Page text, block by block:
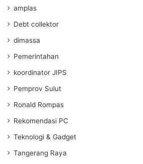
amplas
Debt collektor
dimassa
Pemerintahan
koordinator JIPS
Pemprov Sulut
Ronald Rompas
Rekomendasi PC
Teknologi & Gadget
Tangerang Raya